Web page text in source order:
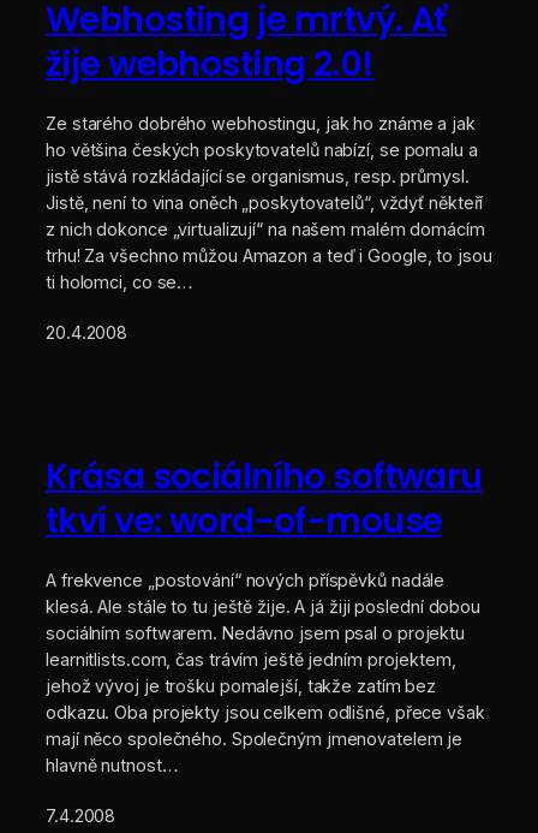
Webhosting je mrtvý. Ať
žije webhosting 2.0!
Ze starého dobrého webhostingu, jak ho známe a jak
ho většina českých poskytovatelů nabízí, se pomalu a
jistě stává rozkládající se organismus, resp. průmysl.
Jistě, není to vina oněch „poskytovatelů“, vždyť někteří
z nich dokonce „virtualizují“ na našem malém domácím
trhu! Za všechno můžou Amazon a teď i Google, to jsou
ti holomci, co se…
20.4.2008
Krása sociálního softwaru
tkví ve: word-of-mouse
A frekvence „postování“ nových příspěvků nadále
klesá. Ale stále to tu ještě žije. A já žiji poslední dobou
sociálním softwarem. Nedávno jsem psal o projektu
learnitlists.com, čas trávím ještě jedním projektem,
jehož vývoj je trošku pomalejší, takže zatím bez
odkazu. Oba projekty jsou celkem odlišné, přece však
mají něco společného. Společným jmenovatelem je
hlavně nutnost…
7.4.2008